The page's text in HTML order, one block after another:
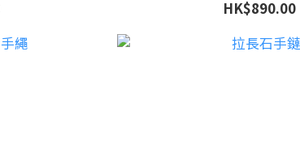
HK$890.00